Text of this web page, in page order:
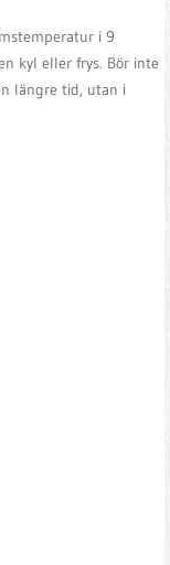
i 9
kyl eller frys. Bör inte
längre tid, utan i